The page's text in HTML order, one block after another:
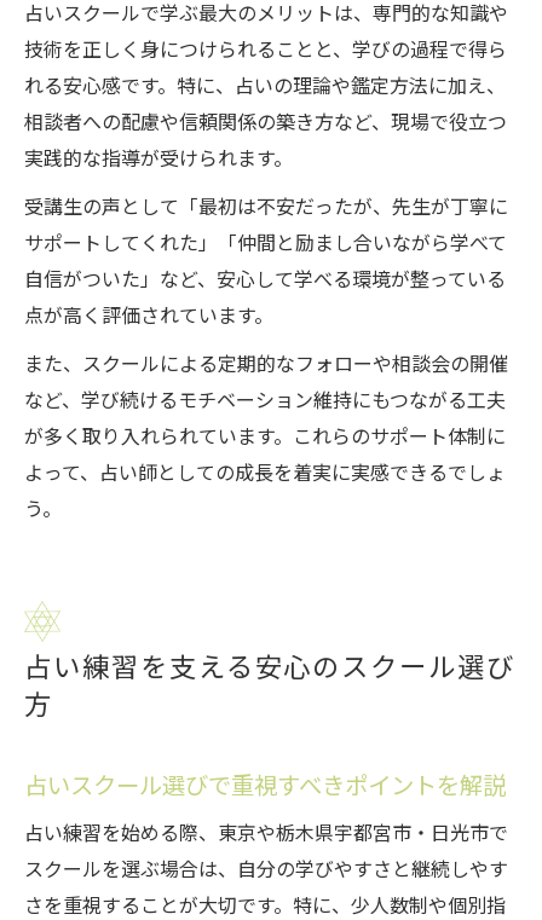
占いスクールで学ぶ最大のメリットは、専門的な知識や
技術を正しく身につけられることと、学びの過程で得ら
れる安心感です。特に、占いの理論や鑑定方法に加え、
相談者への配慮や信頼関係の築き方など、現場で役立つ
実践的な指導が受けられます。
受講生の声として「最初は不安だったが、先生が丁寧に
サポートしてくれた」「仲間と励まし合いながら学べて
自信がついた」など、安心して学べる環境が整っている
点が高く評価されています。
また、スクールによる定期的なフォローや相談会の開催
など、学び続けるモチベーション維持にもつながる工夫
が多く取り入れられています。これらのサポート体制に
よって、占い師としての成長を着実に実感できるでしょ
う。
占い練習を支える安心のスクール選び
方
占いスクール選びで重視すべきポイントを解説
占い練習を始める際、東京や栃木県宇都宮市・日光市で
スクールを選ぶ場合は、自分の学びやすさと継続しやす
さを重視することが大切です。特に、少人数制や個別指